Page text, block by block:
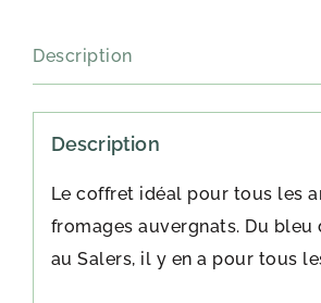
Description
Description
Le coffret idéal pour tous les
fromages auvergnats. Du bleu
au Salers, il y en a pour tous